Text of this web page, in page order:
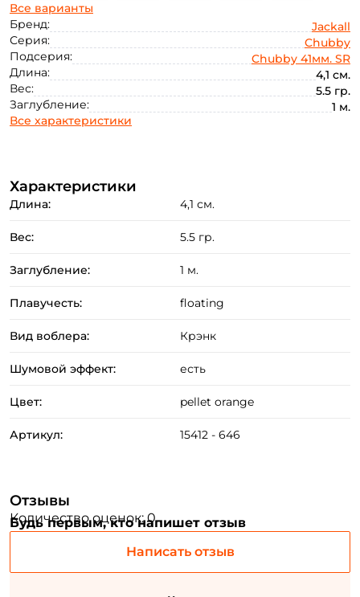
Все варианты
Бренд:
Jackall
Серия:
Chubby
Подсерия:
Chubby 41мм. SR
Длина:
4,1 см.
Вес:
5.5 гр.
Заглубление:
1 м.
Все характеристики
Характеристики
Длина: 4,1 см.
Вес: 5.5 гр.
Заглубление: 1 м.
Плавучесть: floating
Вид воблера: Крэнк
Шумовой эффект: есть
Цвет: pellet orange
Артикул: 15412 - 646
Отзывы
Количество оценок: 0
Будь первым, кто напишет отзыв
Написать отзыв